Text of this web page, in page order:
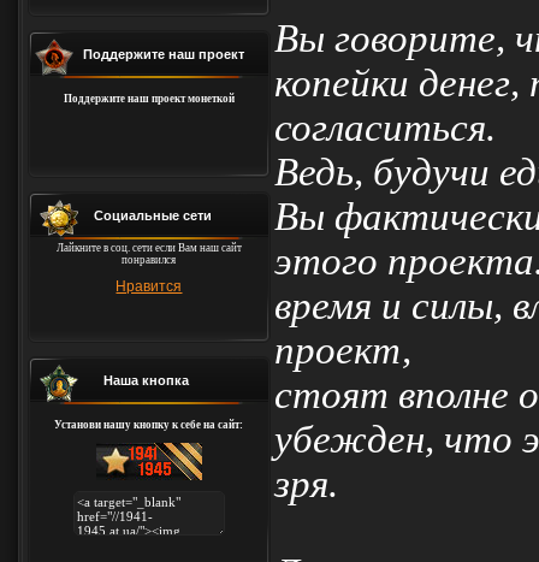
Поддержите наш проект
Поддержите наш проект монеткой
Социальные сети
Лайкните в соц. сети если Вам наш сайт
понравился
Нравится
Наша кнопка
Установи нашу кнопку к себе на сайт:
Вы говорите,
копейки
согласиться.
Ведь, будучи
Вы
этого
время и силы,
проект,
стоят вполне
убежден, что
зря.